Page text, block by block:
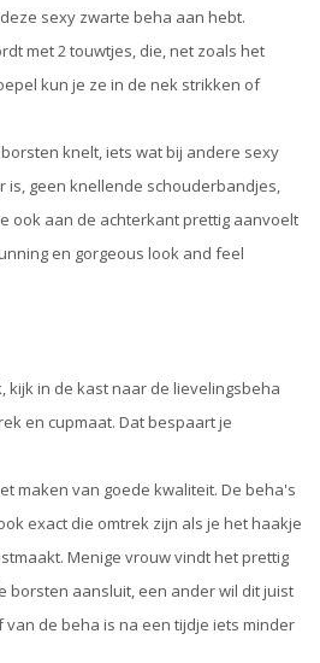
sexy zwarte beha aan hebt.
met 2 touwtjes, die, net zoals het
kun je ze in de nek strikken of
knelt, iets wat bij andere sexy
is, geen knellende schouderbandjes,
ook aan de achterkant prettig aanvoelt
en gorgeous look and feel
kijk in de kast naar de lievelingsbeha
en cupmaat. Dat bespaart je
maken van goede kwaliteit. De beha's
exact die omtrek zijn als je het haakje
Menige vrouw vindt het prettig
borsten aansluit, een ander wil dit juist
de beha is na een tijdje iets minder